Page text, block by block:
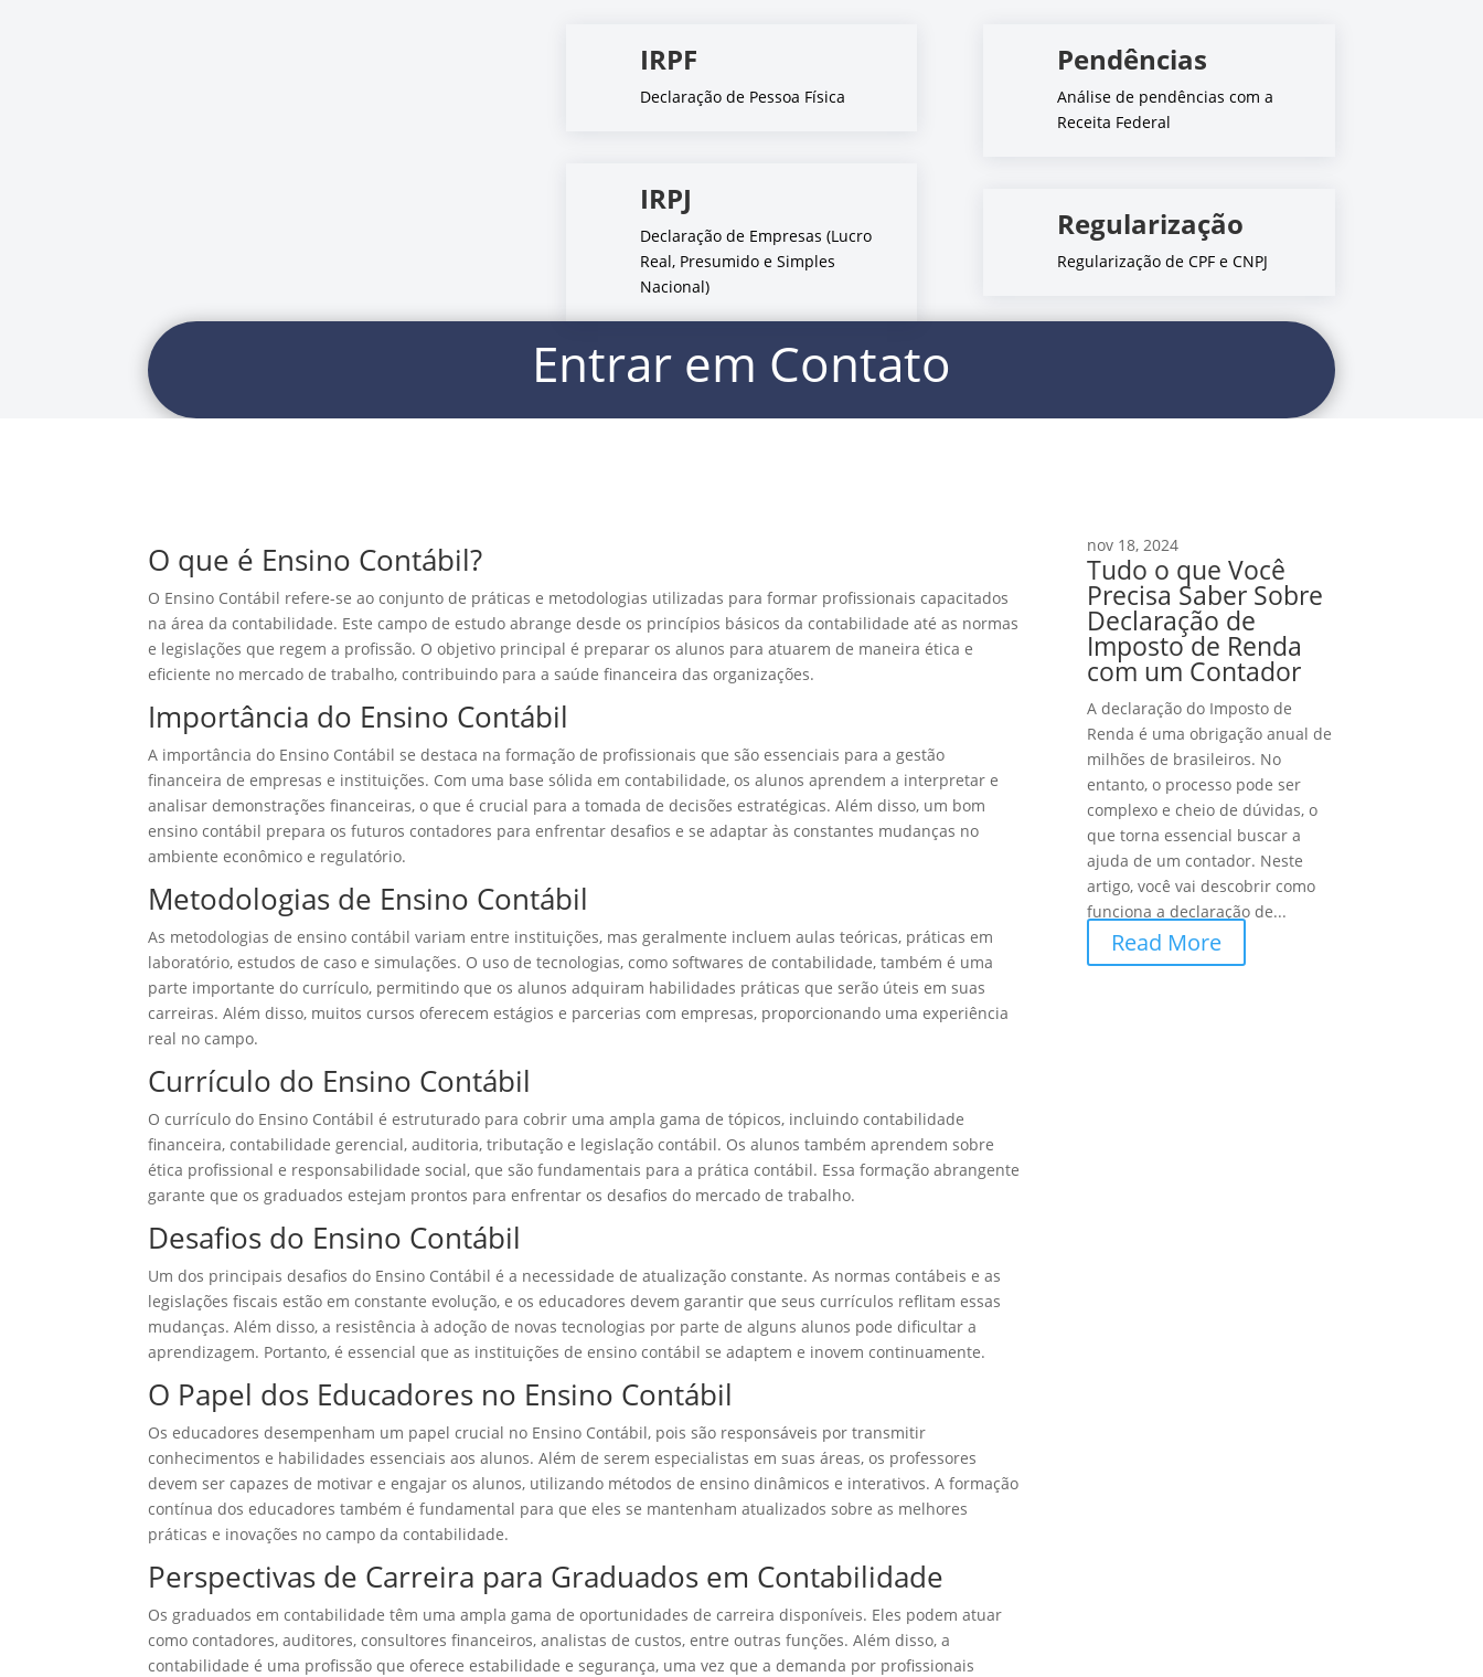
IRPF
Declaração de Pessoa Física
IRPJ
Declaração de Empresas (Lucro
Real, Presumido e Simples
Nacional)
Pendências
Análise de pendências com a
Receita Federal
Regularização
Regularização de CPF e CNPJ
Entrar em Contato
O que é Ensino Contábil?
O Ensino Contábil refere-se ao conjunto de práticas e metodologias utilizadas para formar profissionais capacitados
na área da contabilidade. Este campo de estudo abrange desde os princípios básicos da contabilidade até as normas
e legislações que regem a profissão. O objetivo principal é preparar os alunos para atuarem de maneira ética e
eficiente no mercado de trabalho, contribuindo para a saúde financeira das organizações.
Importância do Ensino Contábil
A importância do Ensino Contábil se destaca na formação de profissionais que são essenciais para a gestão
financeira de empresas e instituições. Com uma base sólida em contabilidade, os alunos aprendem a interpretar e
analisar demonstrações financeiras, o que é crucial para a tomada de decisões estratégicas. Além disso, um bom
ensino contábil prepara os futuros contadores para enfrentar desafios e se adaptar às constantes mudanças no
ambiente econômico e regulatório.
Metodologias de Ensino Contábil
As metodologias de ensino contábil variam entre instituições, mas geralmente incluem aulas teóricas, práticas em
laboratório, estudos de caso e simulações. O uso de tecnologias, como softwares de contabilidade, também é uma
parte importante do currículo, permitindo que os alunos adquiram habilidades práticas que serão úteis em suas
carreiras. Além disso, muitos cursos oferecem estágios e parcerias com empresas, proporcionando uma experiência
real no campo.
Currículo do Ensino Contábil
O currículo do Ensino Contábil é estruturado para cobrir uma ampla gama de tópicos, incluindo contabilidade
financeira, contabilidade gerencial, auditoria, tributação e legislação contábil. Os alunos também aprendem sobre
ética profissional e responsabilidade social, que são fundamentais para a prática contábil. Essa formação abrangente
garante que os graduados estejam prontos para enfrentar os desafios do mercado de trabalho.
Desafios do Ensino Contábil
Um dos principais desafios do Ensino Contábil é a necessidade de atualização constante. As normas contábeis e as
legislações fiscais estão em constante evolução, e os educadores devem garantir que seus currículos reflitam essas
mudanças. Além disso, a resistência à adoção de novas tecnologias por parte de alguns alunos pode dificultar a
aprendizagem. Portanto, é essencial que as instituições de ensino contábil se adaptem e inovem continuamente.
O Papel dos Educadores no Ensino Contábil
Os educadores desempenham um papel crucial no Ensino Contábil, pois são responsáveis por transmitir
conhecimentos e habilidades essenciais aos alunos. Além de serem especialistas em suas áreas, os professores
devem ser capazes de motivar e engajar os alunos, utilizando métodos de ensino dinâmicos e interativos. A formação
contínua dos educadores também é fundamental para que eles se mantenham atualizados sobre as melhores
práticas e inovações no campo da contabilidade.
Perspectivas de Carreira para Graduados em Contabilidade
Os graduados em contabilidade têm uma ampla gama de oportunidades de carreira disponíveis. Eles podem atuar
como contadores, auditores, consultores financeiros, analistas de custos, entre outras funções. Além disso, a
contabilidade é uma profissão que oferece estabilidade e segurança, uma vez que a demanda por profissionais
nov 18, 2024
Tudo o que Você
Precisa Saber Sobre
Declaração de
Imposto de Renda
com um Contador
A declaração do Imposto de
Renda é uma obrigação anual de
milhões de brasileiros. No
entanto, o processo pode ser
complexo e cheio de dúvidas, o
que torna essencial buscar a
ajuda de um contador. Neste
artigo, você vai descobrir como
funciona a declaração de...
Read More